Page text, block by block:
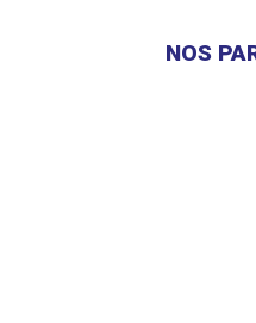
NOS